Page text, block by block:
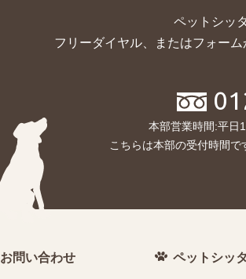
ペットシッ
フリーダイヤル、またはフォー
本部営業時間:平日
こちらは本部の受付時間
お問い合わせ ペットシッ